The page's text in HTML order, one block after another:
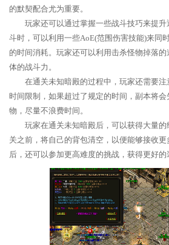
的默契配合尤为重要。
玩家还可以通过掌握一些战斗技巧来提
斗时，可以利用一些AoE(范围伤害技能)来同
的时间消耗。玩家还可以利用击杀怪物掉落
体的战斗力。
在通关未知暗殿的过程中，玩家还需要
时间限制，如果超过了规定的时间，副本将
物，尽量不浪费时间。
玩家在通关未知暗殿后，可以获得大量
关之前，将自己的背包清空，以便能够接收
后，还可以参加更高难度的挑战，获得更好的